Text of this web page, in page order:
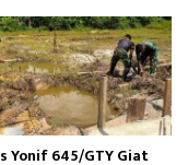
Yonif 645/GTY Giat